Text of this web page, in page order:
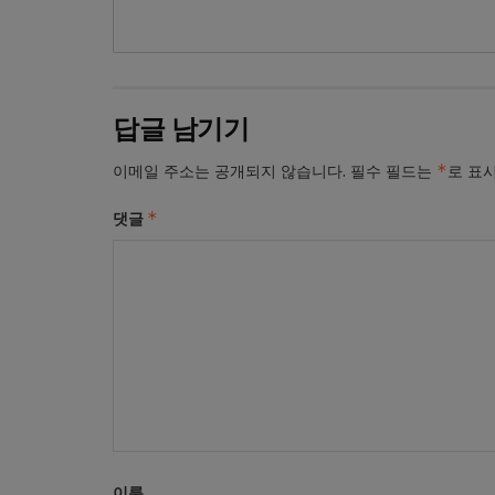
답글 남기기
이메일 주소는 공개되지 않습니다. 필수 필드는 *로 표
댓글 *